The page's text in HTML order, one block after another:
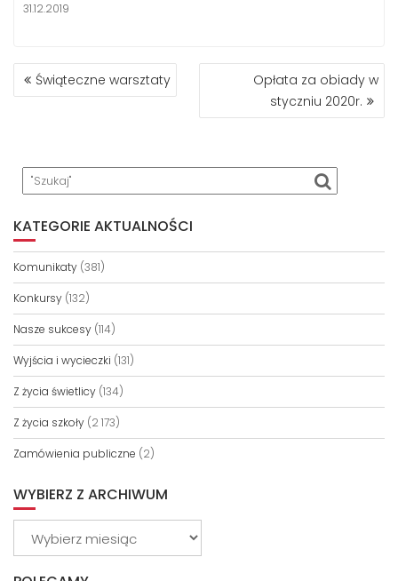
31.12.2019
NAWIGACJA
WPISU
Świąteczne warsztaty
Opłata za obiady w
styczniu 2020r.
KATEGORIE AKTUALNOŚCI
Komunikaty (381)
Konkursy (132)
Nasze sukcesy (114)
Wyjścia i wycieczki (131)
Z życia świetlicy (134)
Z życia szkoły (2 173)
Zamówienia publiczne (2)
WYBIERZ Z ARCHIWUM